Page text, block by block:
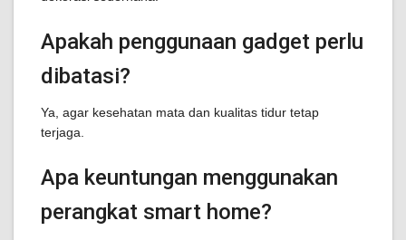
Apakah penggunaan gadget perlu
dibatasi?
Ya, agar kesehatan mata dan kualitas tidur tetap
terjaga.
Apa keuntungan menggunakan
perangkat smart home?